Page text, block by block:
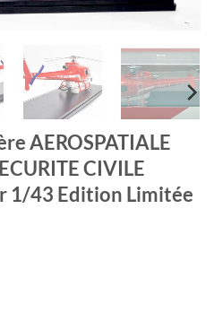
AEROSPATIALE
CIVILE
1/43 Edition Limitée